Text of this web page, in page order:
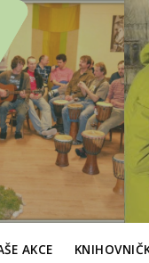
AKCE